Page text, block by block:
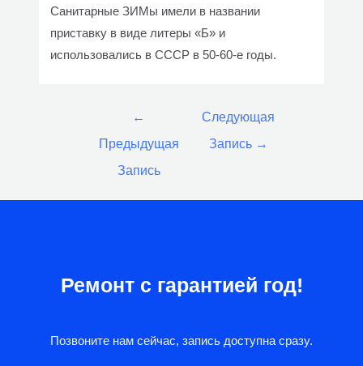
Санитарные ЗИМы имели в названии
приставку в виде литеры «Б» и
использовались в СССР в 50-60-е годы.
←
Предыдущая
Запись
Следующая
Запись →
Ремонт с гарантией год!
Позвоните нам сейчас, запись доступна сразу.